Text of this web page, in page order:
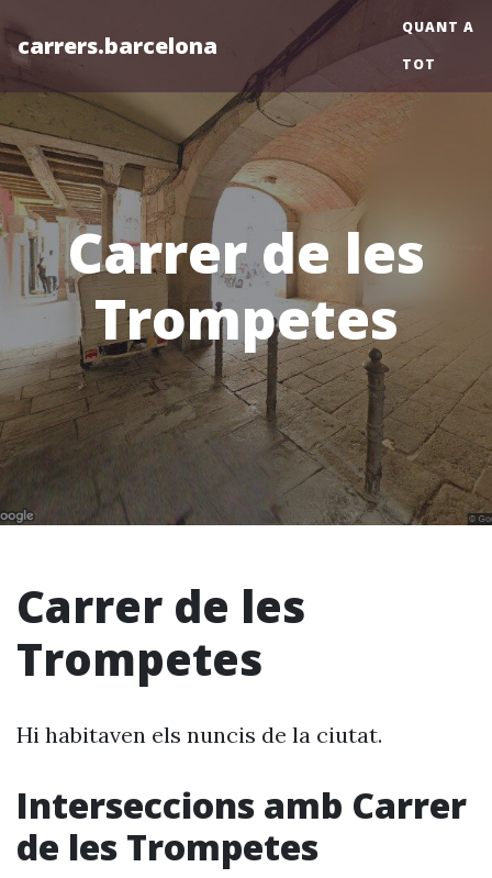
carrers.barcelona
QUANT A
TOT
Carrer de les
Trompetes
Carrer de les
Trompetes
Hi habitaven els nuncis de la ciutat.
Interseccions amb Carrer
de les Trompetes